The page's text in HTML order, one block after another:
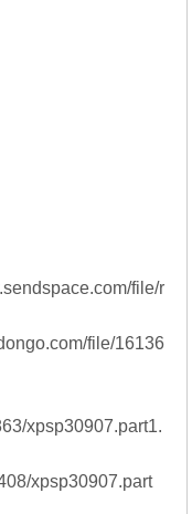
file/r
file/16136
xpsp30907.part1.
xpsp30907.part